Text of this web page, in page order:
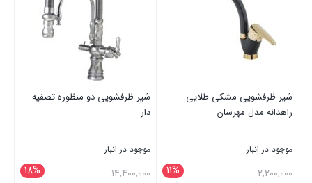
شیر ظرفشویی مشکی طلایی
راهدانه مدل مهرسان
موجود در انبار
11% ۲,۲۰۰,۰۰۰
شیر ظرفشویی دو منظوره تصفیه
دار
موجود در انبار
18% ۱۴,۴۰۰,۰۰۰